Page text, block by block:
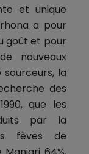
et unique
a pour
goût et pour
nouveaux
la
des
que les
par la
fèves de